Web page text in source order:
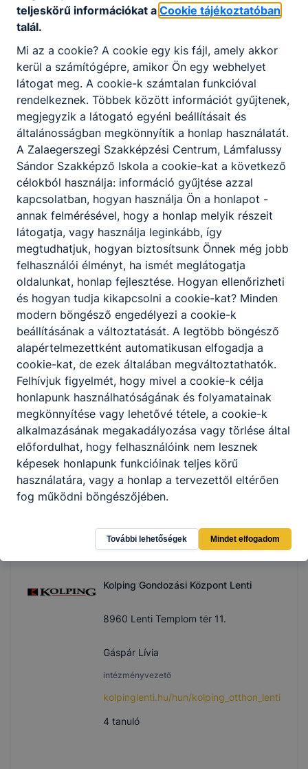
8960 Lenti, Kossuth utca 5/b
Kovács László
oktató
favoritfogado.hu/
2tanuló
FEMAT Hungária Gép- és
Acélszerkezetgyártó Kft.
8973 Csesztreg, Ady E. u. 49.
Volosi Zsolt
termelésvezető
femat.hu/
5tanuló
Főnix Fogadó
8960 Lenti, Táncsics út 5.
Németh Zoltán
oktató
fonixfogado.hu
1tanuló
Kolping Gondozási Központ Lenti
8960 Lenti Templom tér 11.
Gáspár Lívia
intézményvezető
kolpinglenti.hu/hun/kolping_otthon_lenti
4 tanuló
teljeskörű információkat a Cookie tájékoztatóban
talál.
Mi az a cookie? A cookie egy kis fájl, amely akkor
kerül a számítógépre, amikor Ön egy webhelyet
látogat meg. A cookie-k számtalan funkcióval
rendelkeznek. Többek között információt gyűjtenek,
megjegyzik a látogató egyéni beállításait és
általánosságban megkönnyítik a honlap használatát.
A Zalaegerszegi Szakképzési Centrum, Lámfalussy
Sándor Szakképző Iskola a cookie-kat a következő
célokból használja: információ gyűjtése azzal
kapcsolatban, hogyan használja Ön a honlapot -
annak felmérésével, hogy a honlap melyik részeit
látogatja, vagy használja leginkább, így
megtudhatjuk, hogyan biztosítsunk Önnek még jobb
felhasználói élményt, ha ismét meglátogatja
oldalunkat, honlap fejlesztése. Hogyan ellenőrizheti
és hogyan tudja kikapcsolni a cookie-kat? Minden
modern böngésző engedélyezi a cookie-k
beállításának a változtatását. A legtöbb böngésző
alapértelmezettként automatikusan elfogadja a
cookie-kat, de ezek általában megváltoztathatók.
Felhívjuk figyelmét, hogy mivel a cookie-k célja
honlapunk használhatóságának és folyamatainak
megkönnyítése vagy lehetővé tétele, a cookie-k
alkalmazásának megakadályozása vagy törlése által
előfordulhat, hogy felhasználóink nem lesznek
képesek honlapunk funkcióinak teljes körű
használatára, vagy a honlap a tervezettől eltérően
fog működni böngészőjében.
További lehetőségek Mindet elfogadom